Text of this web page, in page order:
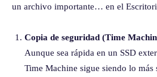
un archivo importante… en el
Copia de seguridad (Time
Aunque sea rápida en un SSD
Time Machine sigue siendo lo más